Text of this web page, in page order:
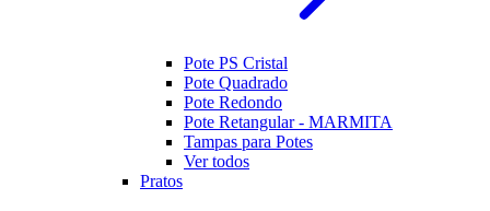
Pote PS Cristal
Pote Quadrado
Pote Redondo
Pote Retangular - MARMITA
Tampas para Potes
Ver todos
Pratos